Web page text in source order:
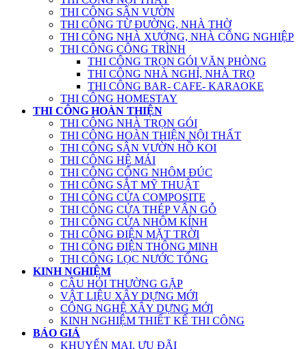
THI CÔNG SÂN VƯỜN
THI CÔNG TỪ ĐƯỜNG, NHÀ THỜ
THI CÔNG NHÀ XƯỞNG, NHÀ CÔNG NGHIỆP
THI CÔNG CÔNG TRÌNH
THI CÔNG TRỌN GÓI VĂN PHÒNG
THI CÔNG NHÀ NGHỈ, NHÀ TRỌ
THI CÔNG BAR- CAFE- KARAOKE
THI CÔNG HOMESTAY
THI CÔNG HOÀN THIỆN
THI CÔNG NHÀ TRỌN GÓI
THI CÔNG HOÀN THIỆN NỘI THẤT
THI CÔNG SÂN VƯỜN HỒ KOI
THI CÔNG HỆ MÁI
THI CÔNG CỔNG NHÔM ĐÚC
THI CÔNG SẮT MỸ THUẬT
THI CÔNG CỬA COMPOSITE
THI CÔNG CỬA THÉP VÂN GỖ
THI CÔNG CỬA NHÔM KÍNH
THI CÔNG ĐIỆN MẶT TRỜI
THI CÔNG ĐIỆN THÔNG MINH
THI CÔNG LỌC NƯỚC TỔNG
KINH NGHIỆM
CÂU HỎI THƯỜNG GẶP
VẬT LIỆU XÂY DỰNG MỚI
CÔNG NGHỆ XÂY DỰNG MỚI
KINH NGHIỆM THIẾT KẾ THI CÔNG
BÁO GIÁ
KHUYẾN MẠI, ƯU ĐÃI